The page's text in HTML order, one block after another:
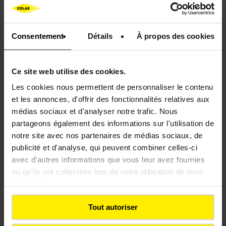
Consentement Détails À propos des cookies
Ce site web utilise des cookies.
Les cookies nous permettent de personnaliser le contenu
et les annonces, d'offrir des fonctionnalités relatives aux
médias sociaux et d'analyser notre trafic. Nous
partageons également des informations sur l'utilisation de
notre site avec nos partenaires de médias sociaux, de
publicité et d'analyse, qui peuvent combiner celles-ci
avec d'autres informations que vous leur avez fournies
ou qu'ils ont collectées lors de votre utilisation de leurs
Tout autoriser
Restauration de cours d'eau : un
projet de génie écologique dans
le Pays Fléchois
Evènement
ACTUALITÉS
Plantation de haies à Albi : 165
élèves aux côtés de Colas pour la
biodiversité